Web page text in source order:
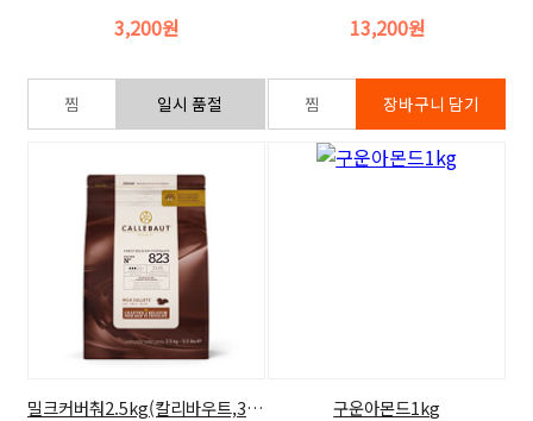
3,200원
13,200원
밀크커버춰2.5kg(칼리바우트,33.6%) 구운아몬드1kg